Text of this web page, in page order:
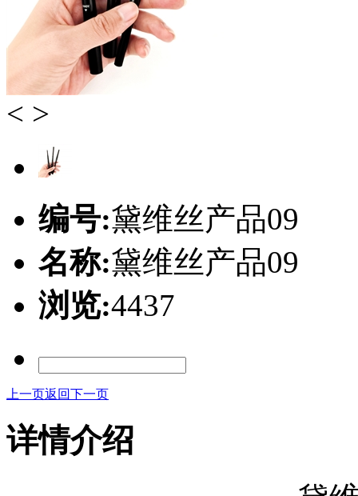
< >
编号:黛维丝产品09
名称:黛维丝产品09
浏览:4437
上一页返回下一页
详情介绍